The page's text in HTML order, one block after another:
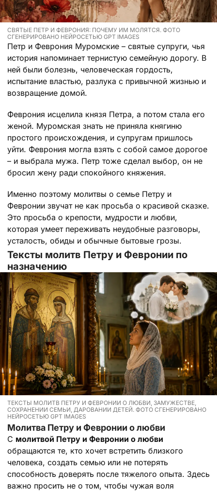
СВЯТЫЕ ПЕТР И ФЕВРОНИЯ: ПОЧЕМУ ИМ МОЛЯТСЯ. ФОТО
СГЕНЕРИРОВАНО НЕЙРОСЕТЬЮ GPT IMAGES
Петр и Феврония Муромские – святые супруги, чья
история напоминает тернистую семейную дорогу. В
ней были болезнь, человеческая гордость,
испытание властью, разлука с привычной жизнью и
возвращение домой.
Феврония исцелила князя Петра, а потом стала его
женой. Муромская знать не приняла княгиню
простого происхождения, и супругам пришлось
уйти. Феврония могла взять с собой самое дорогое
– и выбрала мужа. Петр тоже сделал выбор, он не
бросил жену ради спокойного княжения.
Именно поэтому молитвы о семье Петру и
Февронии звучат не как просьба о красивой сказке.
Это просьба о крепости, мудрости и любви,
которая умеет переживать неудобные разговоры,
усталость, обиды и обычные бытовые грозы.
Тексты молитв Петру и Февронии по
назначению
ТЕКСТЫ МОЛИТВ ПЕТРУ И ФЕВРОНИИ О ЛЮБВИ, ЗАМУЖЕСТВЕ,
СОХРАНЕНИИ СЕМЬИ, ДАРОВАНИИ ДЕТЕЙ. ФОТО СГЕНЕРИРОВАНО
НЕЙРОСЕТЬЮ GPT IMAGES
Молитва Петру и Февронии о любви
С молитвой Петру и Февронии о любви
обращаются те, кто хочет встретить близкого
человека, создать семью или не потерять
способность доверять после тяжелого опыта. Здесь
важно просить не о том, чтобы чужая воля